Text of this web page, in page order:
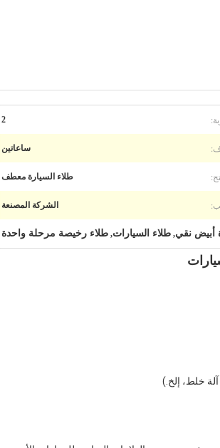
2
ساعاتين
طلاء السيارة معطف
الشركة المصنعة
أبيض نقي, طلاء السيارات, طلاء رخيصة مرحلة واحدة